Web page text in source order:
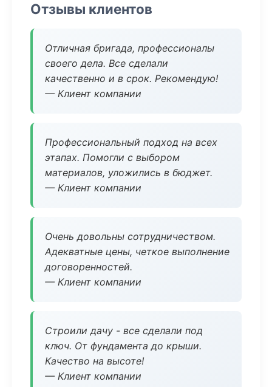
Отзывы клиентов
Отличная бригада, профессионалы
своего дела. Все сделали
качественно и в срок. Рекомендую!
— Клиент компании
Профессиональный подход на всех
этапах. Помогли с выбором
материалов, уложились в бюджет.
— Клиент компании
Очень довольны сотрудничеством.
Адекватные цены, четкое выполнение
договоренностей.
— Клиент компании
Строили дачу - все сделали под
ключ. От фундамента до крыши.
Качество на высоте!
— Клиент компании